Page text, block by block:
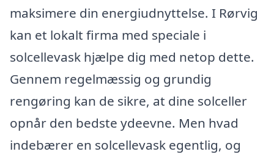
maksimere din energiudnyttelse. I Rørvig
kan et lokalt firma med speciale i
solcellevask hjælpe dig med netop dette.
Gennem regelmæssig og grundig
rengøring kan de sikre, at dine solceller
opnår den bedste ydeevne. Men hvad
indebærer en solcellevask egentlig, og